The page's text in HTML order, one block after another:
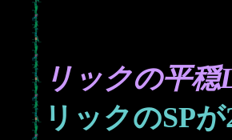
リックの平穏
リックのSPが